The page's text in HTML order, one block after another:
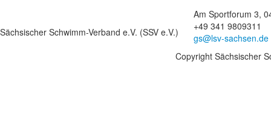
Sächsischer Schwimm-Verband e.V. (SSV e.V.)
Am Sportforum 3,
+49 341 9809311
gs@lsv-sachsen.de
Copyright Sächsischer